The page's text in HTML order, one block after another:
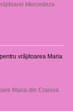
Mercedeza
vrăjitoarea Maria
Maria din Craiova